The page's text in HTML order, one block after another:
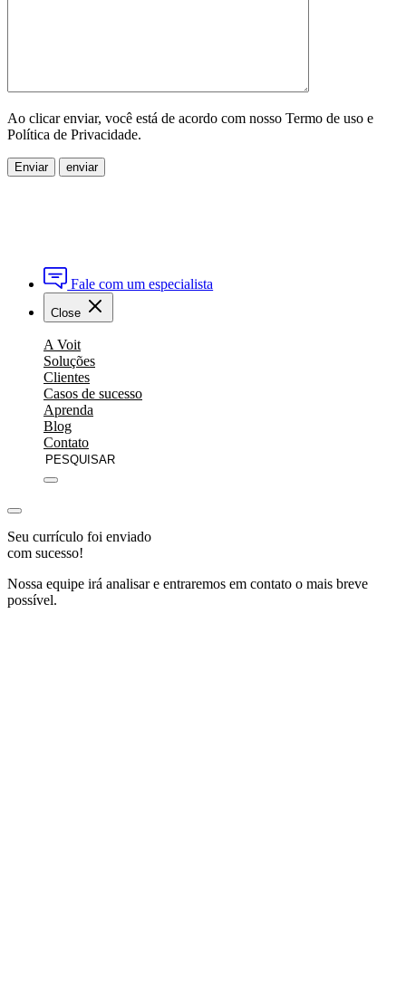
Ao clicar enviar, você está de acordo com nosso Termo de uso e
Política de Privacidade.
Enviar
Fale com um especialista
Close
A Voit
Soluções
Clientes
Casos de sucesso
Aprenda
Blog
Contato
Seu currículo foi enviado
com sucesso!
Nossa equipe irá analisar e entraremos em contato o mais breve
possível.